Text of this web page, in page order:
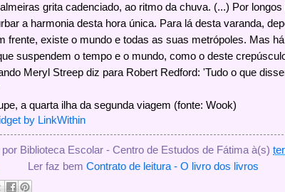
grita cadenciado, ao ritmo da chuva. (...) Por
a harmonia desta hora única. Para lá desta varanda,
frente, existe o mundo e todas as suas metrópoles. Mas
suspendem o tempo e o mundo, como o deste
Meryl Streep diz para Robert Redford: 'Tudo o que
a quarta ilha da segunda viagem (fonte: Wook)
por Biblioteca Escolar - Centro de Estudos de Fátima à(s)
Ler faz bemContrato de leitura - O livro dos livros